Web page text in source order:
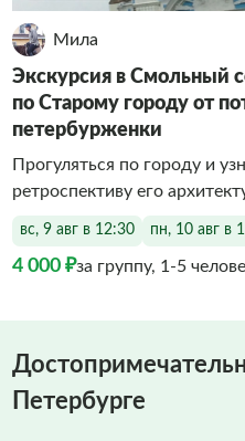
Мила
Экскурсия в Смольный
по Старому городу от
петербурженки
Прогуляться по городу и
ретроспективу его
вс, 9 авг в 12:30 пн, 10 авг в
4 000 ₽за группу, 1-5
Петербурге